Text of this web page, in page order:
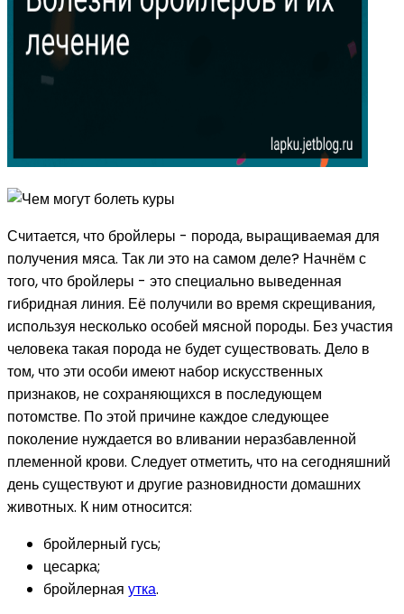
Считается, что бройлеры - порода, выращиваемая для
получения мяса. Так ли это на самом деле? Начнём с
того, что бройлеры - это специально выведенная
гибридная линия. Её получили во время скрещивания,
используя несколько особей мясной породы. Без участия
человека такая порода не будет существовать. Дело в
том, что эти особи имеют набор искусственных
признаков, не сохраняющихся в последующем
потомстве. По этой причине каждое следующее
поколение нуждается во вливании неразбавленной
племенной крови. Следует отметить, что на сегодняшний
день существуют и другие разновидности домашних
животных. К ним относится:
бройлерный гусь;
цесарка;
бройлерная утка.